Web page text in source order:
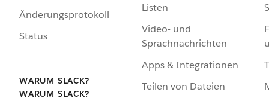
Änderungsprotokoll
Status
WARUM SLACK?
WARUM SLACK?
Listen
Video- und
Sprachnachrichten
Apps & Integrationen
Teilen von Dateien